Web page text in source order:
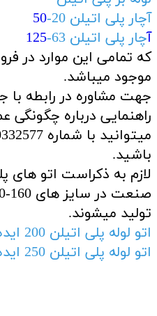
آچار پلی اتیلن 20-
50
آچار پلی اتیلن 63-
125
که تمامی این موارد در
موجود میباشد.
جهت مشاوره در رابطه با
راهنمایی درباره چگونگی
باشید.
لازم به ذکراست اتو های
تولید میشوند.
اتو لوله پلی اتیلن 200 ایده آل صنعت
اتو لوله پلی اتیلن 250 ایده آل صنعت